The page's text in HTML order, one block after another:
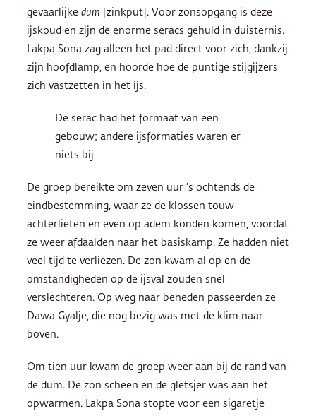
gevaarlijke dum [zinkput]. Voor zonsopgang is deze
ijskoud en zijn de enorme seracs gehuld in duisternis.
Lakpa Sona zag alleen het pad direct voor zich, dankzij
zijn hoofdlamp, en hoorde hoe de puntige stijgijzers
zich vastzetten in het ijs.
De serac had het formaat van een
gebouw; andere ijsformaties waren er
niets bij
De groep bereikte om zeven uur ’s ochtends de
eindbestemming, waar ze de klossen touw
achterlieten en even op adem konden komen, voordat
ze weer afdaalden naar het basiskamp. Ze hadden niet
veel tijd te verliezen. De zon kwam al op en de
omstandigheden op de ijsval zouden snel
verslechteren. Op weg naar beneden passeerden ze
Dawa Gyalje, die nog bezig was met de klim naar
boven.
Om tien uur kwam de groep weer aan bij de rand van
de dum. De zon scheen en de gletsjer was aan het
opwarmen. Lakpa Sona stopte voor een sigaretje